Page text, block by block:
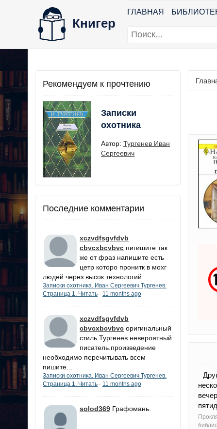
Книгер
ГЛАВНАЯ
Рекомендуем к прочтению
Записки
охотника
Автор: Тургенев Иван
Сергеевич
Последние комментарии
xczvdfsgvfdvb
cbvcxbcvbvc пигишите так
же от фраз напишите есть
цетр которо пронитк в мохг
людей через высок технологий
Записки охотника. Иван Сергеевич Тургенев.
Страница 1. Читать · 11 months ago
xczvdfsgvfdvb
cbvcxbcvbvc оригинальный
стиль Тургенев невероятный
писатель.произведение
необходимо перечитывать всем
пишите...
Записки охотника. Иван Сергеевич Тургенев.
Страница 1. Читать · 11 months ago
solod369 Графомань.